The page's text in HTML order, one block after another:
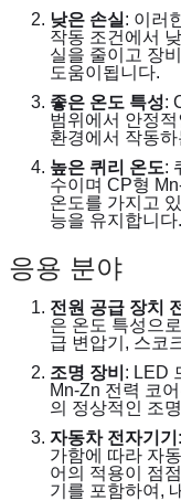
낮은 손실 : 이러
작동 조건에서
실을 줄이고 장
도움이됩니다.
좋은 온도 특성:
범위에서 안정
환경에서 작동
높은 퀴리 온도:
수이며 CP형
온도를 가지고
능을 유지합니다
응용 분야
전원 공급 장치
은 온도 특성으
급 변압기, 스코
조명 장비 : LED
Mn-Zn 전력 코
의 정상적인 조
자동차 전자기기
가함에 따라 자
어의 적용이 점
기를 포함하여,